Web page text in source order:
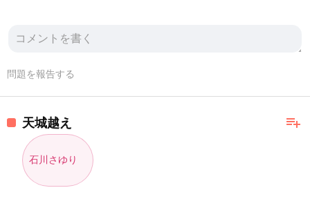
問題を報告する
playlist_add
天城越え
石川さゆり